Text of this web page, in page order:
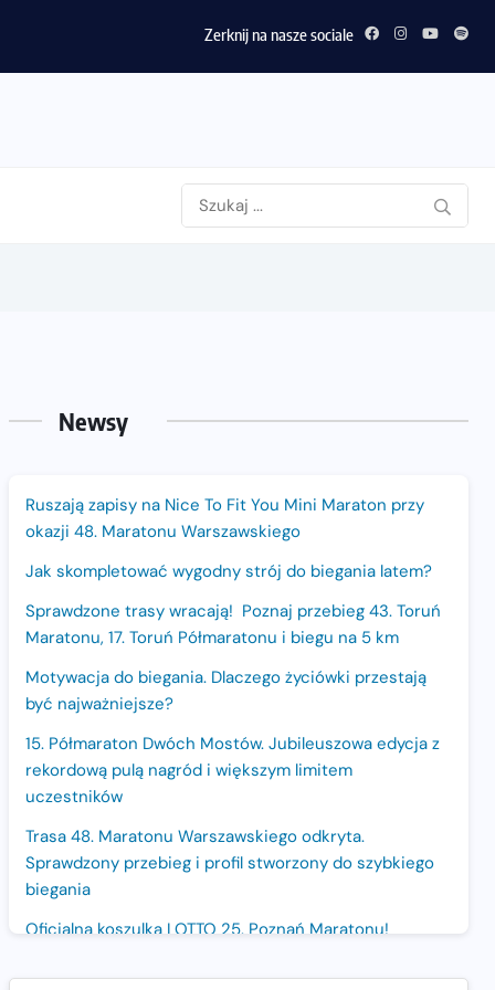
Zerknij na nasze sociale
Newsy
Ruszają zapisy na Nice To Fit You Mini Maraton przy
okazji 48. Maratonu Warszawskiego
Jak skompletować wygodny strój do biegania latem?
Sprawdzone trasy wracają! Poznaj przebieg 43. Toruń
Maratonu, 17. Toruń Półmaratonu i biegu na 5 km
Motywacja do biegania. Dlaczego życiówki przestają
być najważniejsze?
15. Półmaraton Dwóch Mostów. Jubileuszowa edycja z
rekordową pulą nagród i większym limitem
uczestników
Trasa 48. Maratonu Warszawskiego odkryta.
Sprawdzony przebieg i profil stworzony do szybkiego
biegania
Oficjalna koszulka LOTTO 25. Poznań Maratonu!